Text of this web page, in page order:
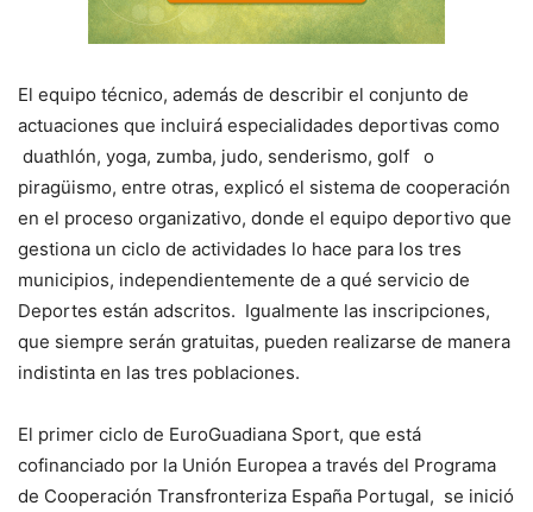
El equipo técnico, además de describir el conjunto de
actuaciones que incluirá especialidades deportivas como
duathlón, yoga, zumba, judo, senderismo, golf o
piragüismo, entre otras, explicó el sistema de cooperación
en el proceso organizativo, donde el equipo deportivo que
gestiona un ciclo de actividades lo hace para los tres
municipios, independientemente de a qué servicio de
Deportes están adscritos. Igualmente las inscripciones,
que siempre serán gratuitas, pueden realizarse de manera
indistinta en las tres poblaciones.
El primer ciclo de EuroGuadiana Sport, que está
cofinanciado por la Unión Europea a través del Programa
de Cooperación Transfronteriza España Portugal, se inició